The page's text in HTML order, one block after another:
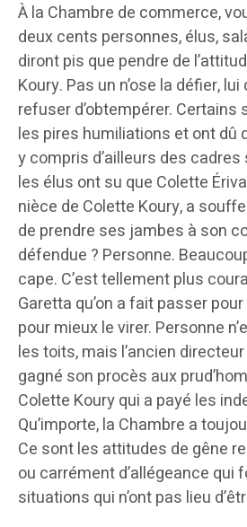
À la Chambre de commerce,
deux cents personnes, élus,
diront pis que pendre de
Koury. Pas un n’ose la défier,
refuser d’obtempérer. Certains
les pires humiliations et ont dû
y compris d’ailleurs des cadres
les élus ont su que Colette
nièce de Colette Koury, a
de prendre ses jambes à son
défendue ? Personne.
cape. C’est tellement plus
Garetta qu’on a fait passer
pour mieux le virer. Personne
les toits, mais l’ancien
gagné son procès aux
Colette Koury qui a payé les
Qu’importe, la Chambre a
Ce sont les attitudes de gêne
ou carrément d’allégeance qui
situations qui n’ont pas lieu